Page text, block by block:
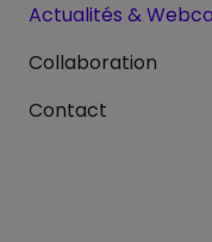
Actualités &
Collaboration
Contact